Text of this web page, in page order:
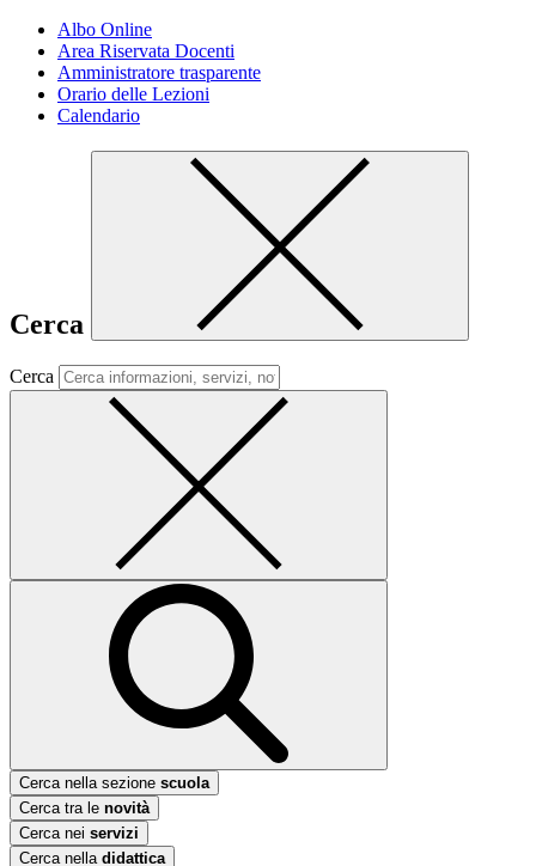
Albo Online
Area Riservata Docenti
Amministratore trasparente
Orario delle Lezioni
Calendario
Cerca
Cerca
Cerca nella sezione scuola
Cerca tra le novità
Cerca nei servizi
Cerca nella didattica